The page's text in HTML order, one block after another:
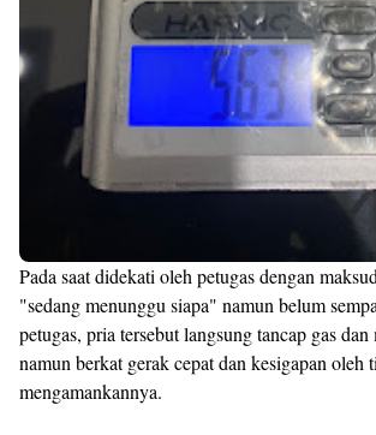
Pada saat didekati oleh petugas dengan
"sedang menunggu siapa" namun belum
petugas, pria tersebut langsung tancap gas
namun berkat gerak cepat dan kesigapan oleh
mengamankannya.